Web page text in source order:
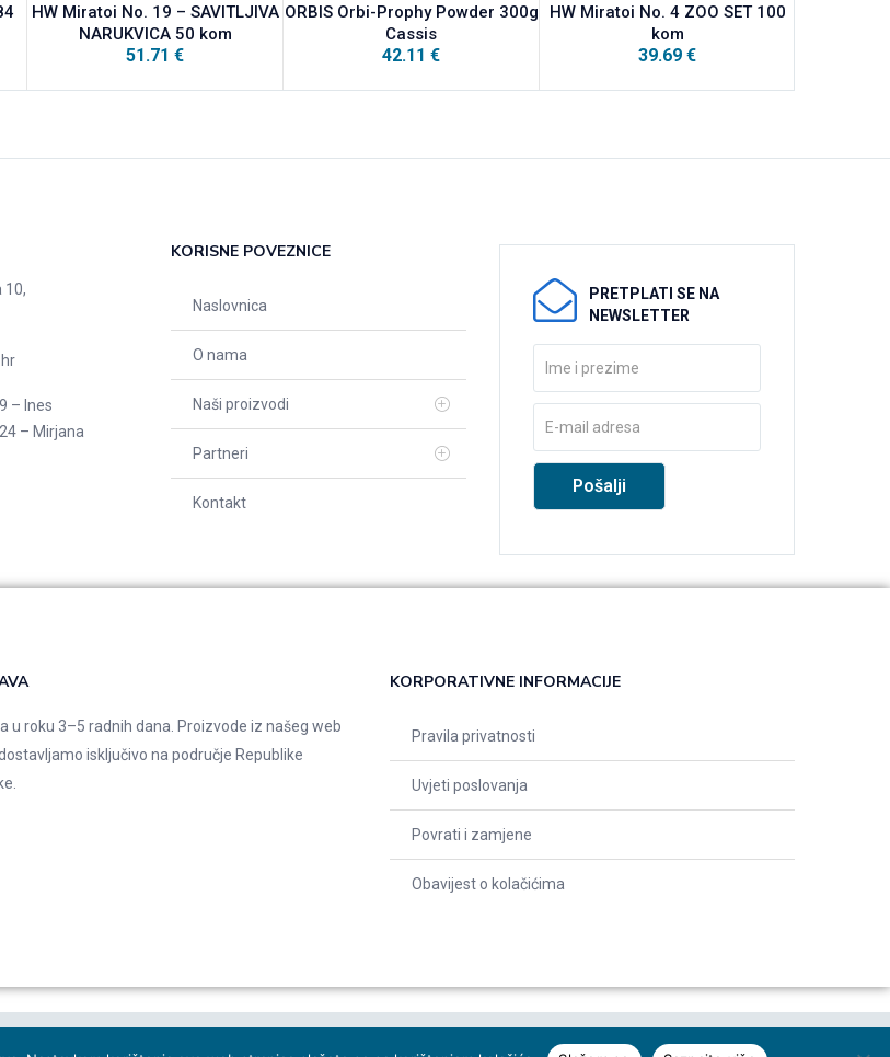
HW Miratoi No. 19 – SAVITLJIVA
NARUKVICA 50 kom
51.71 €
ORBIS Orbi-Prophy Powder 300g
Cassis
42.11 €
HW Miratoi No. 4 ZOO SET 100
kom
39.69 €
10,
– Ines
– Mirjana
KORISNE POVEZNICE
Naslovnica
O nama
Naši proizvodi
Partneri
Kontakt
PRETPLATI SE NA
NEWSLETTER
u roku 3–5 radnih dana. Proizvode iz našeg web
isključivo na područje Republike
KORPORATIVNE INFORMACIJE
Pravila privatnosti
Uvjeti poslovanja
Povrati i zamjene
Obavijest o kolačićima